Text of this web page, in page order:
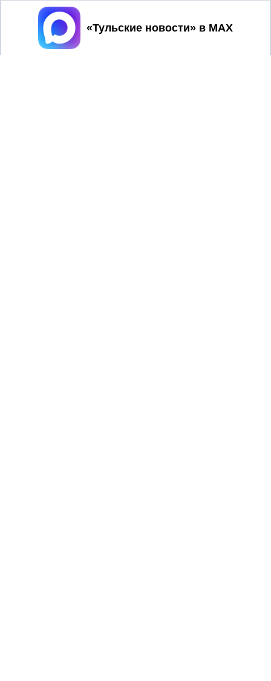
Принять